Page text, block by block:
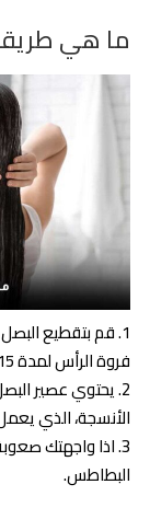
ما هي
قم بتقطيع
فروة الرأس لمدة 15 دقيقة.
يحتوي عصير
الأنسجة، الذي
اذا واجهتك
البطاطس.